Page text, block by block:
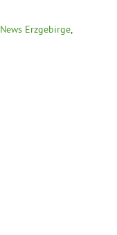
News Erzgebirge,